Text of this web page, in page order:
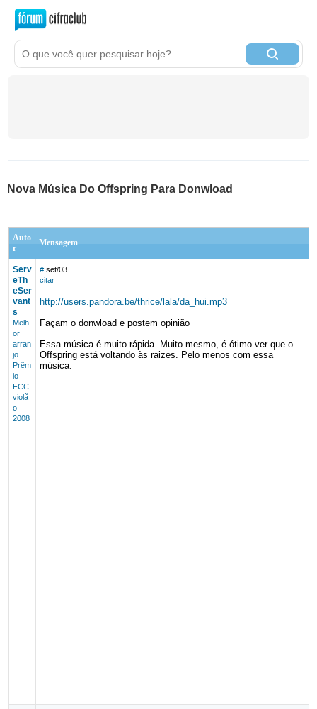
Nova Música Do Offspring Para Donwload
Auto
r
Mensagem
Serv
eTh
eSer
vant
s
Melh
or
arran
jo
Prêm
io
FCC
violã
o
2008
# set/03
citar
http://users.pandora.be/thrice/lala/da_hui.mp3
Façam o donwload e postem opinião
Essa música é muito rápida. Muito mesmo, é ótimo ver que o
Offspring está voltando às raizes. Pelo menos com essa
música.